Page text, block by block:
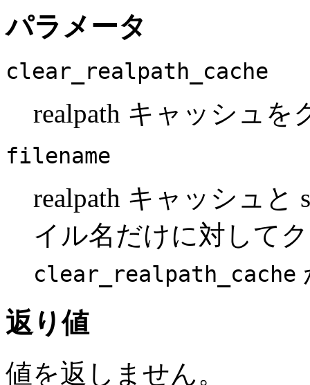
パラメータ
clear_realpath_cache
realpath キャッシュ
filename
realpath キャッシュと
イル名だけに対して
clear_realpath_cache
返り値
値を返しません。